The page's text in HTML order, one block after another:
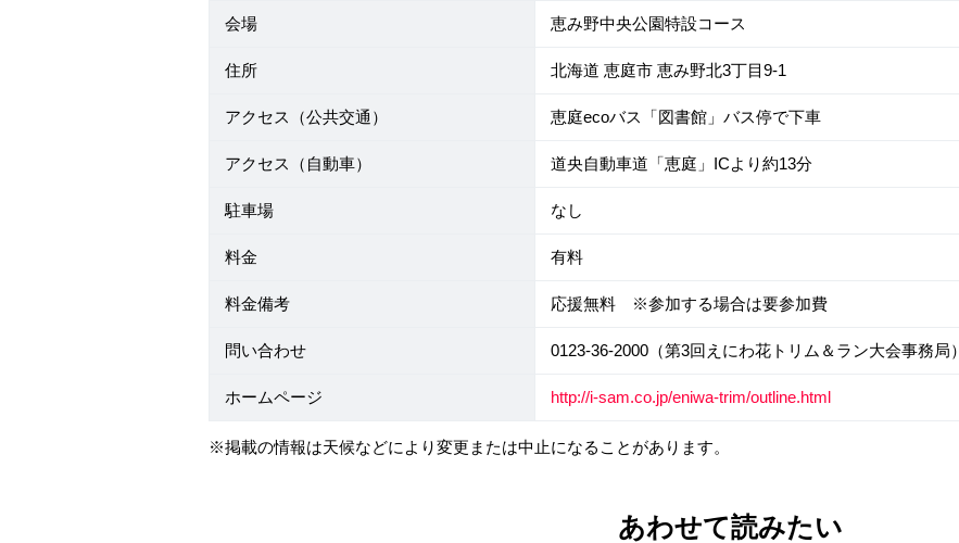
会場 恵み野中央公園特設コース
住所 北海道 恵庭市 恵み野北3丁目9-1
アクセス（公共交通） 恵庭ecoバス「図書館」バス停で下車
アクセス（自動車） 道央自動車道「恵庭」ICより約13分
駐車場 なし
料金 有料
料金備考 応援無料 ※参加する場合は要参加費
問い合わせ 0123-36-2000（第3回えにわ花トリム＆ラン大会事務局）
ホームページ http://i-sam.co.jp/eniwa-trim/outline.html
※掲載の情報は天候などにより変更または中止になることがあります。
あわせて読みたい